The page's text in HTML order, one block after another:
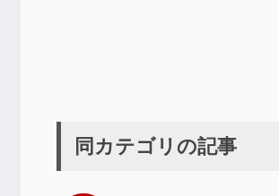
同カテゴリの記事